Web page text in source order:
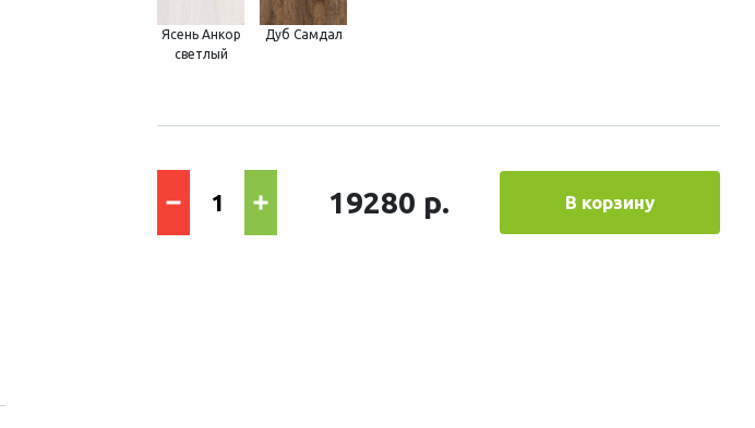
Ясень Анкор
светлый
Дуб Самдал
19280 р. В корзину